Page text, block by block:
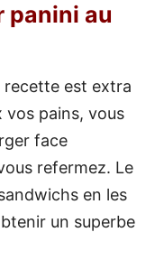
panini au
recette est extra
vos pains, vous
face
refermez. Le
en les
un superbe